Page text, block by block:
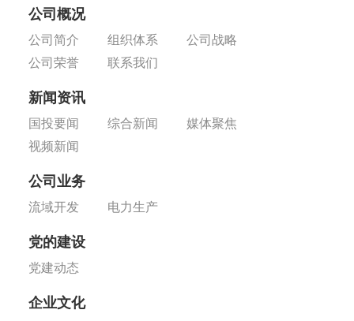
公司概况
公司简介 组织体系
公司战略
公司荣誉
联系我们
新闻资讯
国投要闻 综合新闻
媒体聚焦
视频新闻
公司业务
流域开发 电力生产
党的建设
党建动态
企业文化